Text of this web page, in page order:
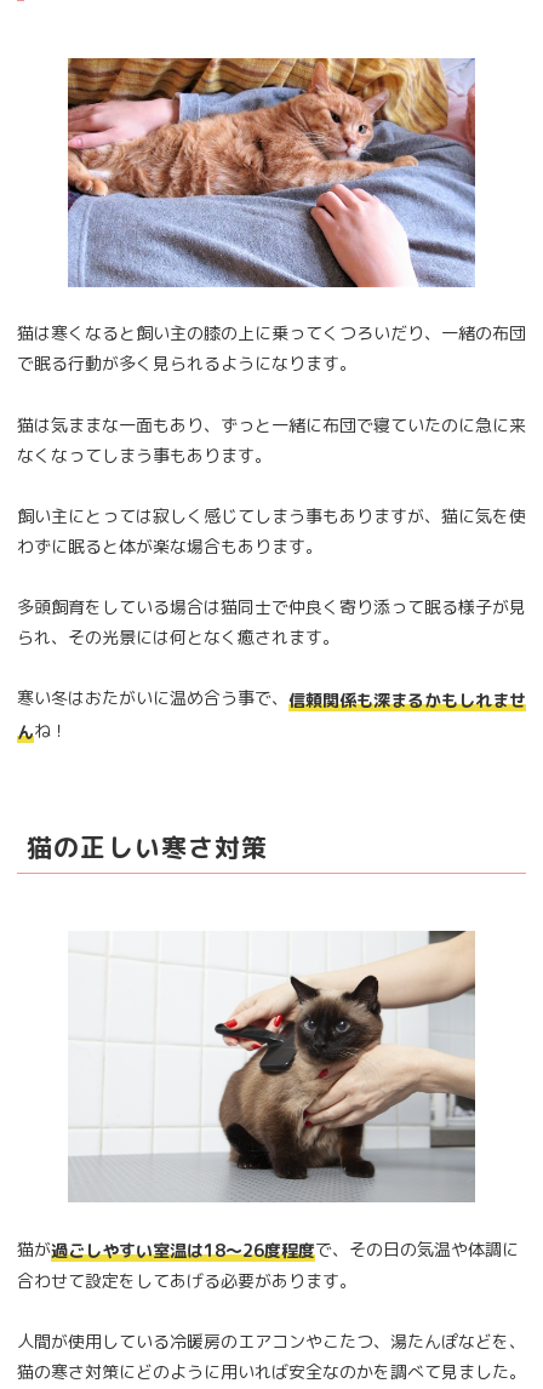
猫は寒くなると飼い主の膝の上に乗ってくつろいだり、一緒の布団
で眠る行動が多く見られるようになります。
猫は気ままな一面もあり、ずっと一緒に布団で寝ていたのに急に来
なくなってしまう事もあります。
飼い主にとっては寂しく感じてしまう事もありますが、猫に気を使
わずに眠ると体が楽な場合もあります。
多頭飼育をしている場合は猫同士で仲良く寄り添って眠る様子が見
られ、その光景には何となく癒されます。
寒い冬はおたがいに温め合う事で、 信頼関係も深まるかもしれませ
んね！
猫の正しい寒さ対策
猫が過ごしやすい室温は18〜26度程度で、その日の気温や体調に
合わせて設定をしてあげる必要があります。
人間が使用している冷暖房のエアコンやこたつ、湯たんぽなどを、
猫の寒さ対策にどのように用いれば安全なのかを調べて見ました。